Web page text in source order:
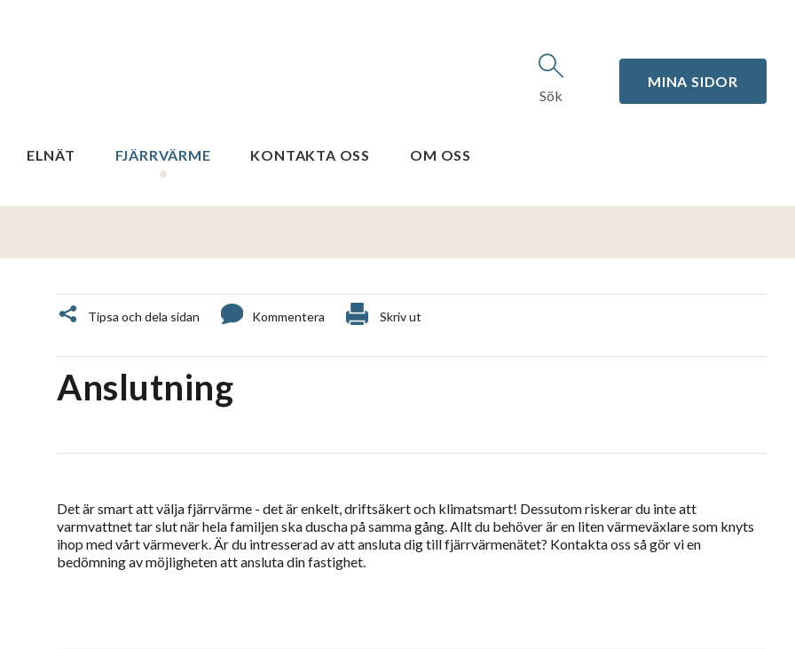
Sök
MINA SIDOR
ELNÄT FJÄRRVÄRME KONTAKTA OSS OM OSS
Tipsa och dela sidan Kommentera Skriv ut
Anslutning
Det är smart att välja fjärrvärme - det är enkelt, driftsäkert och klimatsmart! Dessutom riskerar du inte att
varmvattnet tar slut när hela familjen ska duscha på samma gång. Allt du behöver är en liten värmeväxlare som knyts
ihop med vårt värmeverk. Är du intresserad av att ansluta dig till fjärrvärmenätet? Kontakta oss så gör vi en
bedömning av möjligheten att ansluta din fastighet.